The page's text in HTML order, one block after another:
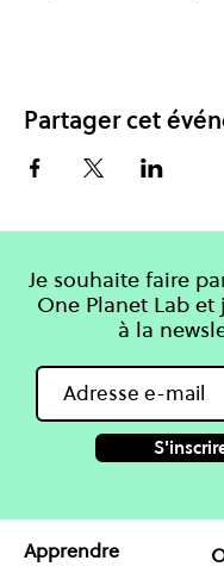
Partager cet
Je souhaite faire
One Planet Lab
à la
Apprendre